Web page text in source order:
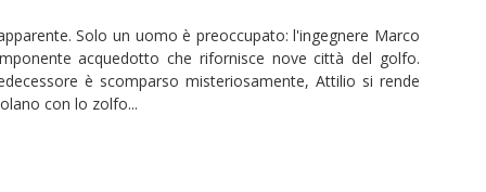
Solo un uomo è preoccupato: l'ingegnere Marco
acquedotto che rifornisce nove città del golfo.
è scomparso misteriosamente, Attilio si rende
con lo zolfo...